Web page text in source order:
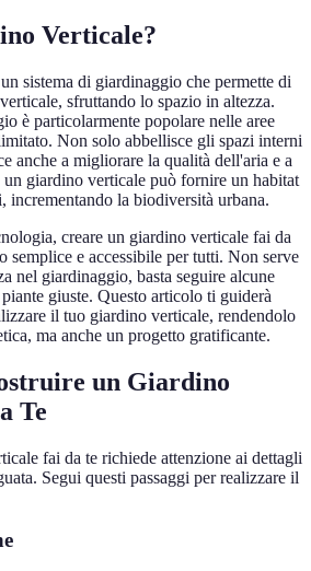
Verticale?
sistema di giardinaggio che permette di
sfruttando lo spazio in altezza.
è particolarmente popolare nelle aree
Non solo abbellisce gli spazi interni
anche a migliorare la qualità dell'aria e a
giardino verticale può fornire un habitat
incrementando la biodiversità urbana.
creare un giardino verticale fai da
semplice e accessibile per tutti. Non serve
nel giardinaggio, basta seguire alcune
giuste. Questo articolo ti guiderà
il tuo giardino verticale, rendendolo
ma anche un progetto gratificante.
un Giardino
Te
fai da te richiede attenzione ai dettagli
Segui questi passaggi per realizzare il